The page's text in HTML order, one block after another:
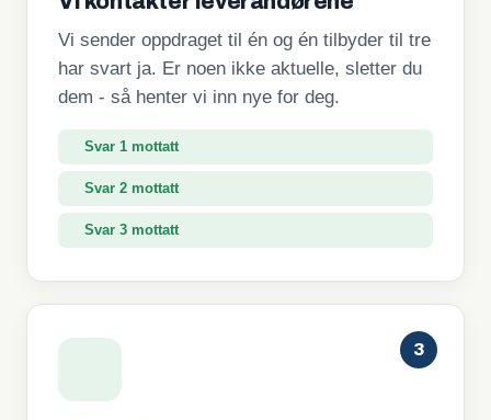
Vi sender oppdraget til én og én tilbyder til tre
har svart ja. Er noen ikke aktuelle, sletter du
dem - så henter vi inn nye for deg.
Svar 2 mottatt
Svar 3 mottatt
3